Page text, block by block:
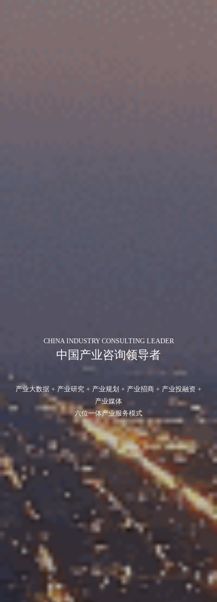
CHINA INDUSTRY CONSULTING LEADER
中国产业咨询领导者
产业大数据 + 产业研究 + 产业规划 + 产业招商 + 产业投融资 +
产业媒体
六位一体产业服务模式